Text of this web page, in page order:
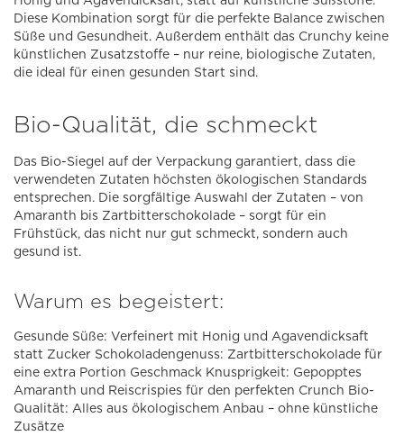
Diese Kombination sorgt für die perfekte Balance zwischen
Süße und Gesundheit. Außerdem enthält das Crunchy keine
künstlichen Zusatzstoffe – nur reine, biologische Zutaten,
die ideal für einen gesunden Start sind.
Bio-Qualität, die schmeckt
Das Bio-Siegel auf der Verpackung garantiert, dass die
verwendeten Zutaten höchsten ökologischen Standards
entsprechen. Die sorgfältige Auswahl der Zutaten – von
Amaranth bis Zartbitterschokolade – sorgt für ein
Frühstück, das nicht nur gut schmeckt, sondern auch
gesund ist.
Warum es begeistert:
Gesunde Süße: Verfeinert mit Honig und Agavendicksaft
statt Zucker Schokoladengenuss: Zartbitterschokolade für
eine extra Portion Geschmack Knusprigkeit: Gepopptes
Amaranth und Reiscrispies für den perfekten Crunch Bio-
Qualität: Alles aus ökologischem Anbau – ohne künstliche
Zusätze